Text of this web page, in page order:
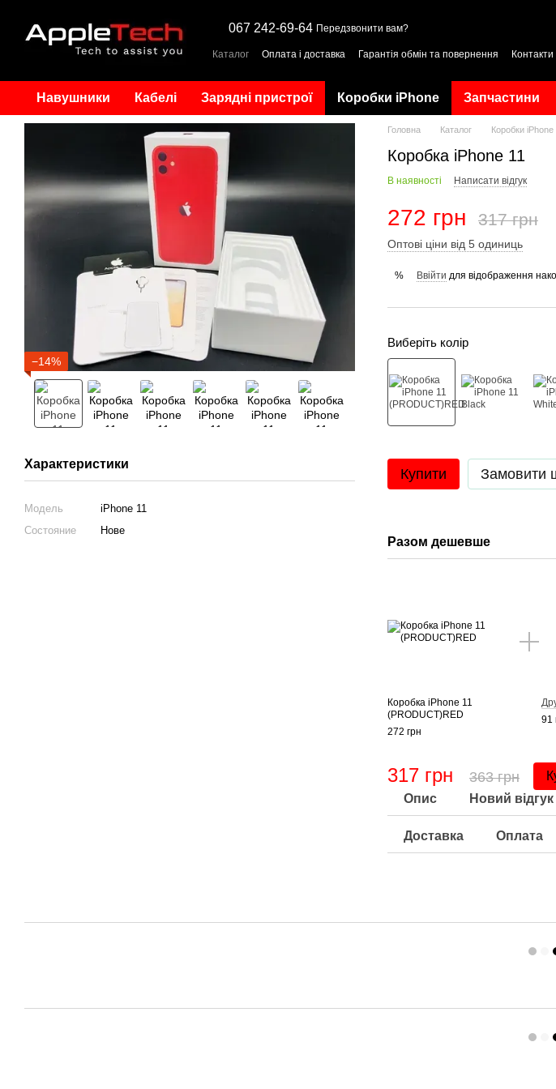
067 242-69-64 Передзвонити вам?
Каталог Оплата і доставка Гарантія обмін та повернення Контакти
Навушники Кабелі Зарядні пристрої Коробки iPhone Запчастини
−14%
Характеристики
Модель
iPhone 11
Состояние
Нове
Головна Каталог Коробки iPhone
Коробка iPhone 11
В наявності Написати відгук
272 грн 317 грн
Оптові ціни від 5 одиниць
% Ввійти для відображення
Виберіть колір
Купити Замовити
Разом дешевше
Коробка iPhone 11
(PRODUCT)RED
272 грн
91
317 грн 363 грн
Опис
Новий
Доставка Оплата